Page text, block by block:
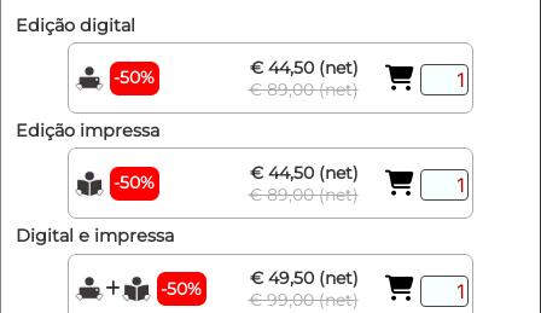
Edição digital
-50%
€ 44,50 (net)
€ 89,00 (net)
Edição impressa
-50%
€ 44,50 (net)
€ 89,00 (net)
Digital e impressa
-50%
€ 49,50 (net)
€ 99,00 (net)